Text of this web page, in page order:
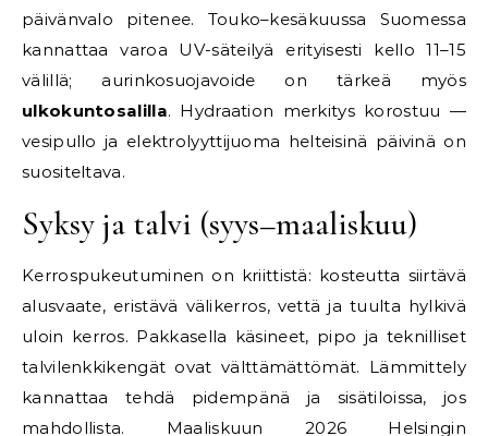
päivänvalo pitenee. Touko–kesäkuussa Suomessa
kannattaa varoa UV-säteilyä erityisesti kello 11–15
välillä; aurinkosuojavoide on tärkeä myös
ulkokuntosalilla. Hydraation merkitys korostuu —
vesipullo ja elektrolyyttijuoma helteisinä päivinä on
suositeltava.
Syksy ja talvi (syys–maaliskuu)
Kerrospukeutuminen on kriittistä: kosteutta siirtävä
alusvaate, eristävä välikerros, vettä ja tuulta hylkivä
uloin kerros. Pakkasella käsineet, pipo ja teknilliset
talvilenkkikengät ovat välttämättömät. Lämmittely
kannattaa tehdä pidempänä ja sisätiloissa, jos
mahdollista. Maaliskuun 2026 Helsingin